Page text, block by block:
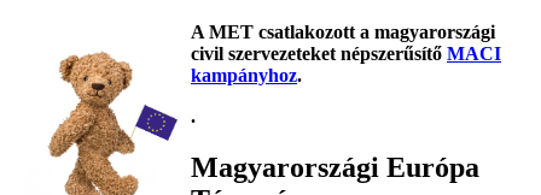
A MET csatlakozott a magyarországi
civil szervezeteket népszerűsítő MACI
kampányhoz.
.
Magyarországi Európa